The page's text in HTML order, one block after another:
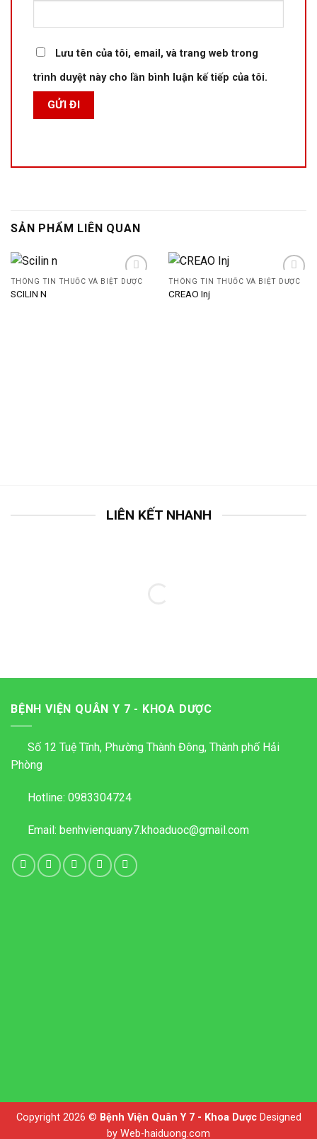
Lưu tên của tôi, email, và trang web trong
trình duyệt này cho lần bình luận kế tiếp của tôi.
SẢN PHẨM LIÊN QUAN
THÔNG TIN THUỐC VÀ BIỆT DƯỢC
SCILIN N
THÔNG TIN THUỐC VÀ BIỆT DƯỢC
CREAO Inj
LIÊN KẾT NHANH
BỆNH VIỆN QUÂN Y 7 - KHOA DƯỢC
Số 12 Tuệ Tĩnh, Phường Thành Đông, Thành phố Hải
Phòng
Hotline: 0983304724
Email: benhvienquany7.khoaduoc@gmail.com
Copyright 2026 © Bệnh Viện Quân Y 7 - Khoa DượcDesigned
by Web-haiduong.com